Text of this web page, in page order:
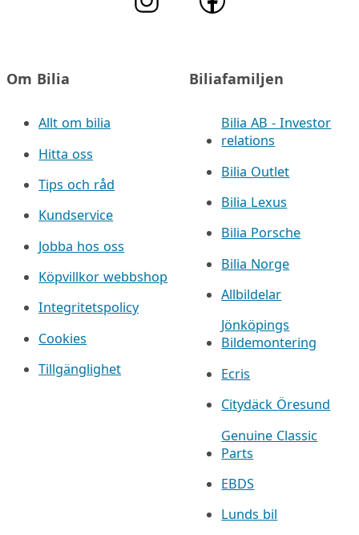
Om Bilia
Allt om bilia
Hitta oss
Tips och råd
Kundservice
Jobba hos oss
Köpvillkor webbshop
Integritetspolicy
Cookies
Tillgänglighet
Biliafamiljen
Bilia AB - Investor
relations
Bilia Outlet
Bilia Lexus
Bilia Porsche
Bilia Norge
Allbildelar
Jönköpings
Bildemontering
Ecris
Citydäck Öresund
Genuine Classic
Parts
EBDS
Lunds bil